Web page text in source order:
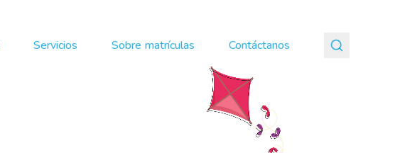
Servicios Sobre matrículas Contáctanos